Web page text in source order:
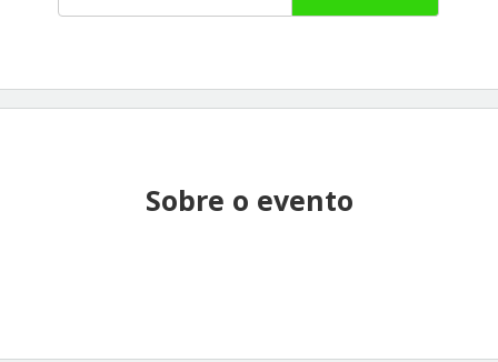
Sobre o evento